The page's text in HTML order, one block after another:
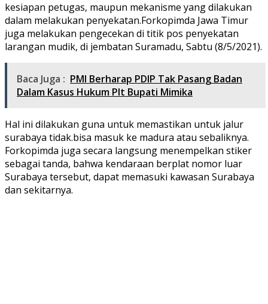
kesiapan petugas, maupun mekanisme yang dilakukan
dalam melakukan penyekatan.Forkopimda Jawa Timur
juga melakukan pengecekan di titik pos penyekatan
larangan mudik, di jembatan Suramadu, Sabtu (8/5/2021).
Baca Juga : PMI Berharap PDIP Tak Pasang Badan
Dalam Kasus Hukum Plt Bupati Mimika
Hal ini dilakukan guna untuk memastikan untuk jalur
surabaya tidak.bisa masuk ke madura atau sebaliknya.
Forkopimda juga secara langsung menempelkan stiker
sebagai tanda, bahwa kendaraan berplat nomor luar
Surabaya tersebut, dapat memasuki kawasan Surabaya
dan sekitarnya.